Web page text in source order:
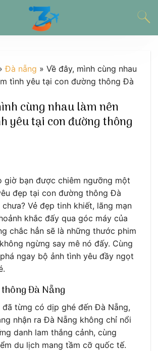
Đà nẵng » Về đây, mình cùng nhau
tình yêu tại con đường thông Đà
cùng nhau làm nên
yêu tại con đường thông
giờ bạn được chiêm ngưỡng một
đẹp tại con đường thông Đà
chưa? Vẻ đẹp tinh khiết, lãng mạn
khắc đấy qua góc máy của
chắc hẳn sẽ là những thước phim
ngừng say mê nó đấy. Cùng
ngay bộ ảnh tình yêu đầy ngọt
Đà Nẵng
đã từng có dịp ghé đến Đà Nẵng,
nhận ra Đà Nẵng không chỉ nổi
danh lam thắng cảnh, cùng
du lịch mang tầm cỡ quốc tế.